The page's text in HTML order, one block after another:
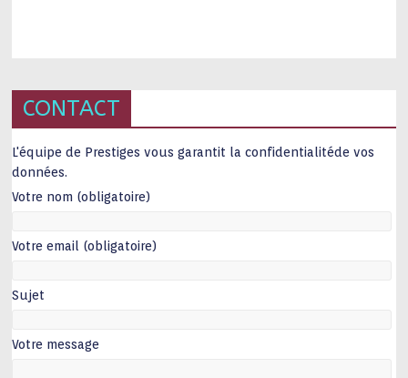
CONTACT
L'équipe de Prestiges vous garantit la confidentialitéde vos
données.
Votre nom (obligatoire)
Votre email (obligatoire)
Sujet
Votre message